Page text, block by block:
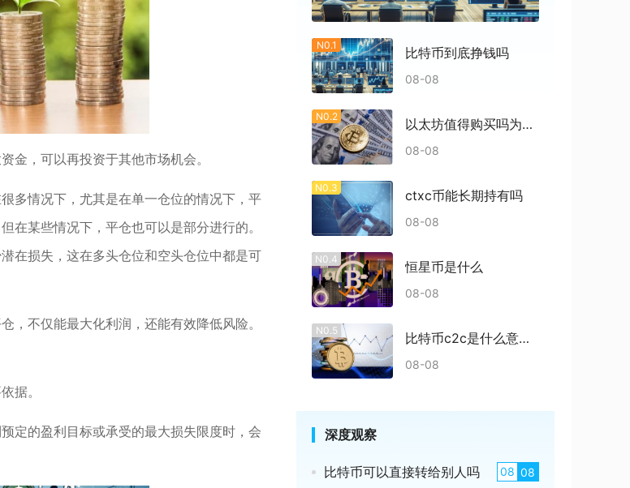
金，可以再投资于其他市场机会。
多情况下，尤其是在单一仓位的情况下，平
在某些情况下，平仓也可以是部分进行的。
在损失，这在多头仓位和空头仓位中都是可
，不仅能最大化利润，还能有效降低风险。
据。
定的盈利目标或承受的最大损失限度时，会
N0.1 比特币到底挣钱吗
08-08
N0.2 以太坊值得购买吗为什么
08-08
N0.3 ctxc币能长期持有吗
08-08
N0.4 恒星币是什么
08-08
N0.5 比特币c2c是什么意思啊多少钱
08-08
深度观察
比特币可以直接转给别人吗 08 08